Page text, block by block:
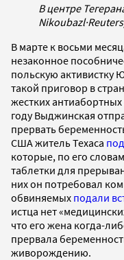
В центре
Nikoubazl·
В марте к восьми
незаконное
польскую активистку
такой приговор в
жестких
году Выджинская
прервать
США житель Техаса
которые, по его
таблетки для
них он потребовал
обвиняемых подали
истца нет
что его жена когда-
прервала
живорождению.